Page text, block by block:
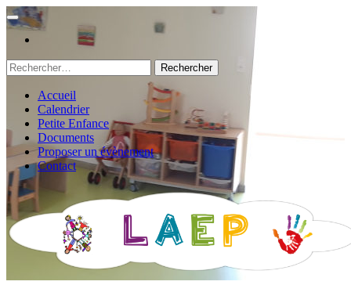
Rechercher :
Accueil
Calendrier
Petite Enfance
Documents
Proposer un évènement
Contact